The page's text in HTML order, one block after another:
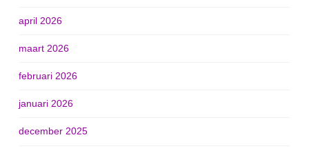
april 2026
maart 2026
februari 2026
januari 2026
december 2025